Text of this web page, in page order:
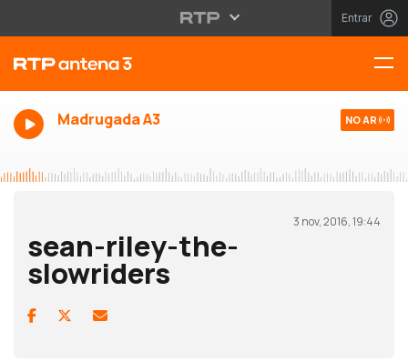
Entrar
Madrugada A3 NO AR
3 nov, 2016, 19:44
sean-riley-the-
slowriders